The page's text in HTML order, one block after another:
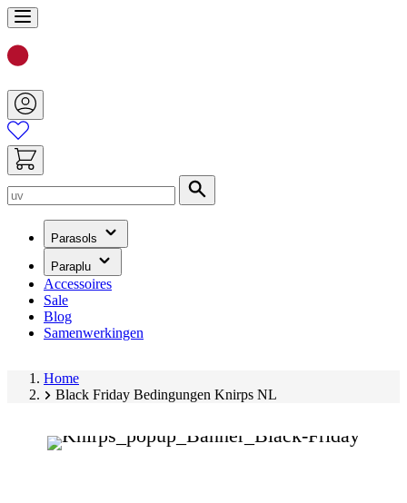
Ga
naar
de
inhoud
Parasols
(heeft
submenu)
Paraplu
(heeft
submenu)
Accessoires
Sale
Blog
Samenwerkingen
Home
Black Friday Bedingungen Knirps NL